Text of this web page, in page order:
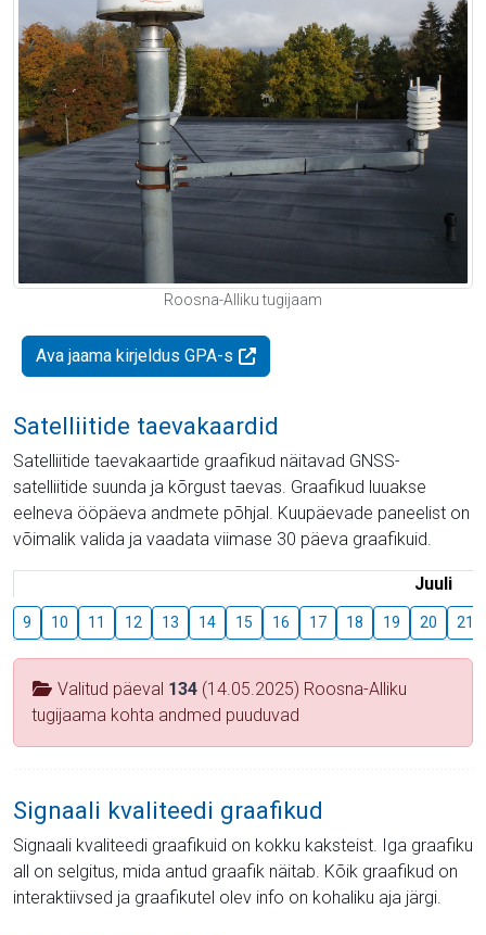
Roosna-Alliku tugijaam
Ava jaama kirjeldus GPA-s
Satelliitide taevakaardid
Satelliitide taevakaartide graafikud näitavad GNSS-
satelliitide suunda ja kõrgust taevas. Graafikud luuakse
eelneva ööpäeva andmete põhjal. Kuupäevade paneelist on
võimalik valida ja vaadata viimase 30 päeva graafikuid.
Juuli
9 10 11 12 13 14 15 16 17 18 19 20 21
Valitud päeval 134 (14.05.2025) Roosna-Alliku
tugijaama kohta andmed puuduvad
Signaali kvaliteedi graafikud
Signaali kvaliteedi graafikuid on kokku kaksteist. Iga graafiku
all on selgitus, mida antud graafik näitab. Kõik graafikud on
interaktiivsed ja graafikutel olev info on kohaliku aja järgi.